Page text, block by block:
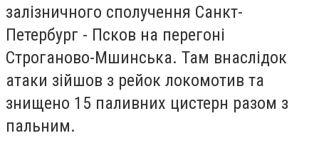
залізничного сполучення Санкт-
Петербург - Псков на перегоні
Строганово-Мшинська. Там внаслідок
атаки зійшов з рейок локомотив та
знищено 15 паливних цистерн разом з
пальним.